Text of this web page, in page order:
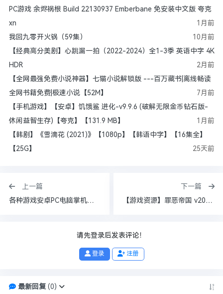
PC游戏 余烬祸根 Build 22130937 Emberbane 免安装中文版 夸克
xn
1月前
我回九零开火锅（59集）
10月前
【经典高分美剧】心跳漏一拍（2022-2024）全1-3季 英语中字 4K
HDR
2月前
【全网最强免费小说神器】七猫小说解锁版 ---百万藏书|离线畅读
全网书籍免费|极速小说【52M】
7月前
【手机游戏】【安卓】饥饿鲨 进化-v9.9.6 (破解无限金币钻石版-
休闲益智生存)【夸克】【131.9 MB】
1月前
【韩剧】《雪滴花 (2021)》【1080p】【韩语中字】【16集全】
【25G】
25天前
上一篇
各种游戏安卓PC电脑掌机主机模拟器游戏大全需要自取
下一篇
【游戏资源】罪恶帝国 v20250915 全DLC 送修改器+存档（Empire of Sin）免安装中文版【夸克】
请先登录后发表评论！
登录 注册
最新回复(0)